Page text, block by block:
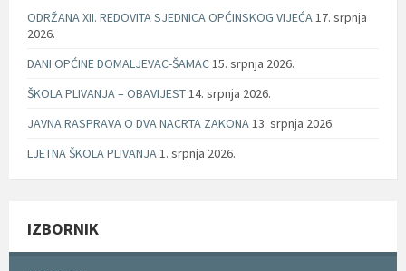
ODRŽANA XII. REDOVITA SJEDNICA OPĆINSKOG VIJEĆA17. srpnja
2026.
DANI OPĆINE DOMALJEVAC-ŠAMAC15. srpnja 2026.
ŠKOLA PLIVANJA – OBAVIJEST14. srpnja 2026.
JAVNA RASPRAVA O DVA NACRTA ZAKONA13. srpnja 2026.
LJETNA ŠKOLA PLIVANJA1. srpnja 2026.
IZBORNIK